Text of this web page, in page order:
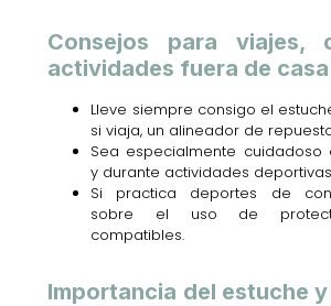
Consejos para viajes,
actividades fuera de casa
Lleve siempre consigo el
si viaja, un alineador de
Sea especialmente cuidadoso
y durante actividades
Si practica deportes de
sobre el uso de
compatibles.
Importancia del estuche